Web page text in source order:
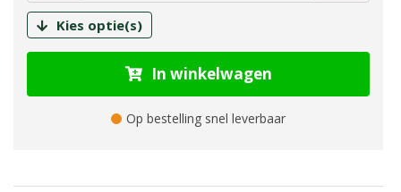
Kies optie(s)
In winkelwagen
Op bestelling snel leverbaar